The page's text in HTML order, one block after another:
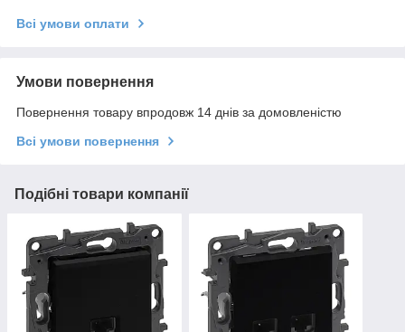
Всі умови оплати
Умови повернення
Повернення товару впродовж 14 днів за домовленістю
Всі умови повернення
Подібні товари компанії